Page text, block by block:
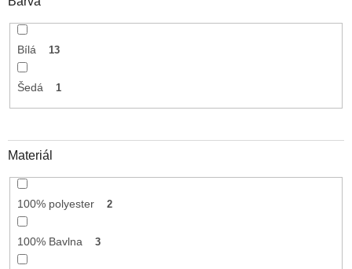
Bílá 13
Šedá 1
Materiál
100% polyester 2
100% Bavlna 3